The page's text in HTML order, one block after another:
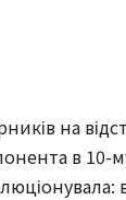
на
в 10-